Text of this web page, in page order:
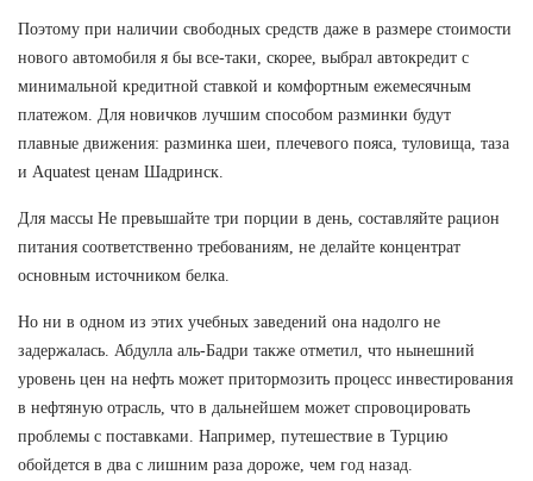
Поэтому при наличии свободных средств даже в размере стоимости
нового автомобиля я бы все-таки, скорее, выбрал автокредит с
минимальной кредитной ставкой и комфортным ежемесячным
платежом. Для новичков лучшим способом разминки будут
плавные движения: разминка шеи, плечевого пояса, туловища, таза
и Aquatest ценам Шадринск.
Для массы Не превышайте три порции в день, составляйте рацион
питания соответственно требованиям, не делайте концентрат
основным источником белка.
Но ни в одном из этих учебных заведений она надолго не
задержалась. Абдулла аль-Бадри также отметил, что нынешний
уровень цен на нефть может притормозить процесс инвестирования
в нефтяную отрасль, что в дальнейшем может спровоцировать
проблемы с поставками. Например, путешествие в Турцию
обойдется в два с лишним раза дороже, чем год назад.